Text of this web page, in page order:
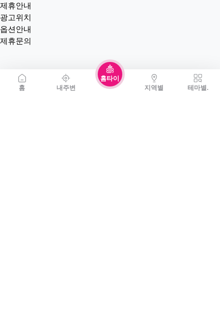
홈 내주변
홈타이
지역별
테마별.
제휴안내
광고위치
옵션안내
제휴문의